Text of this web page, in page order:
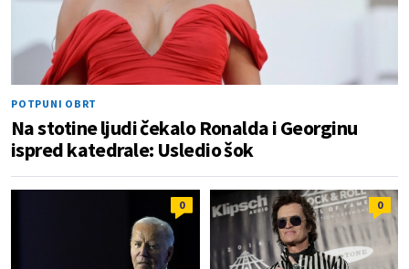
POTPUNI OBRT
Na stotine ljudi čekalo Ronalda i Georginu
ispred katedrale: Usledio šok
0 0